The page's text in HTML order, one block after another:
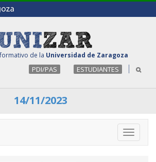
de la Universidad de Zaragoza
PDI/PAS ESTUDIANTES
14/11/2023
Toggle